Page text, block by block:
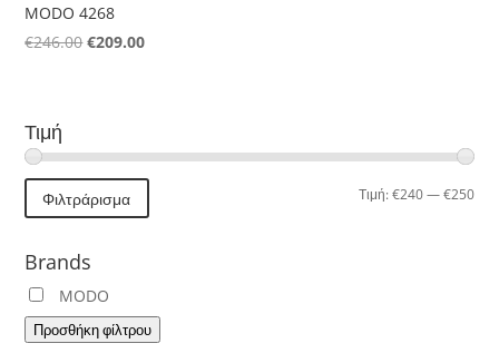
MODO 4268
€246.00Original
€209.00Η
Τιμή
Φιλτράρισμα Τιμή:€240—€250
Brands
MODO
Προσθήκη φίλτρου